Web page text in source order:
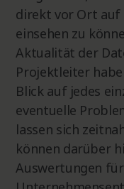
direkt vor Ort auf
einsehen zu
Aktualität der
Projektleiter
Blick auf jedes
eventuelle
lassen sich
können darüber
Auswertungen für